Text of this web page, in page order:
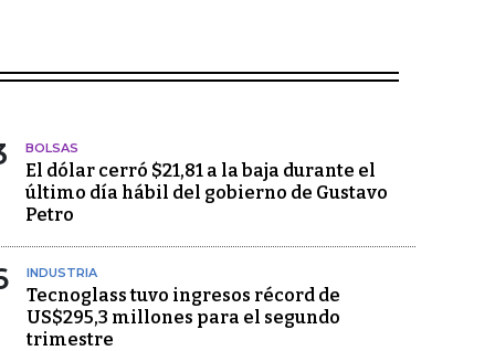
BOLSAS
El dólar cerró $21,81 a la baja durante el
último día hábil del gobierno de Gustavo
Petro
INDUSTRIA
Tecnoglass tuvo ingresos récord de
US$295,3 millones para el segundo
trimestre